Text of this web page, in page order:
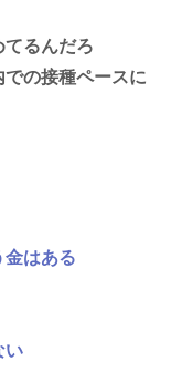
るんだろ
の接種ペースに
金はある
い